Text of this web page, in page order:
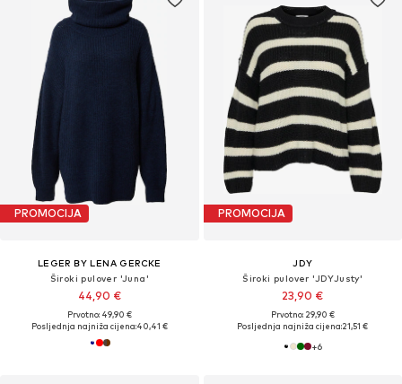
PROMOCIJA
LEGER BY LENA GERCKE
Široki pulover 'Juna'
44,90 €
Prvotno: 49,90 €
Posljednja najniža cijena:40,41 €
PROMOCIJA
JDY
Široki pulover 'JDYJusty'
23,90 €
Prvotno: 29,90 €
Posljednja najniža cijena:21,51 €
+6